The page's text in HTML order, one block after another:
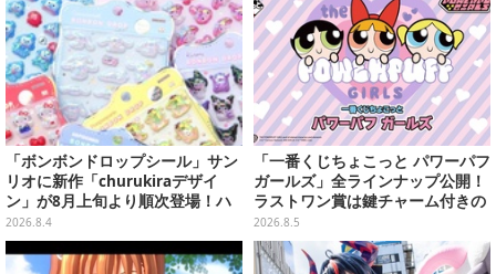
「ボンボンドロップシール」サン
リオに新作「churukiraデザイ
ン」が8月上旬より順次登場！ハ
ローキティ、はぴだんぶいなど全
8種類
2026.8.4
「一番くじちょこっと パワーパフ
ガールズ」全ラインナップ公開！
ラストワン賞は鍵チャーム付きの
シール帳スペシャルセットを用意
2026.8.5